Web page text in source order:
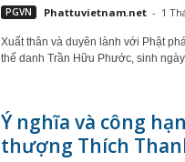
PGVN Phattuvietnam.net - 1
Xuất thân và duyên lành với Phật
thế danh Trần Hữu Phước, sinh ngày
Ý nghĩa và công
thượng Thích